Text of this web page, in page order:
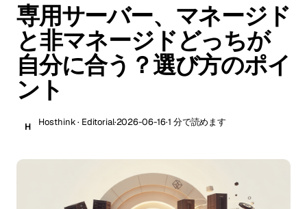
専用サーバー、マネージド
と非マネージドどっちが
自分に合う？選び方のポイ
ント
H Hosthink · Editorial·2026-06-16·1 分で読めます